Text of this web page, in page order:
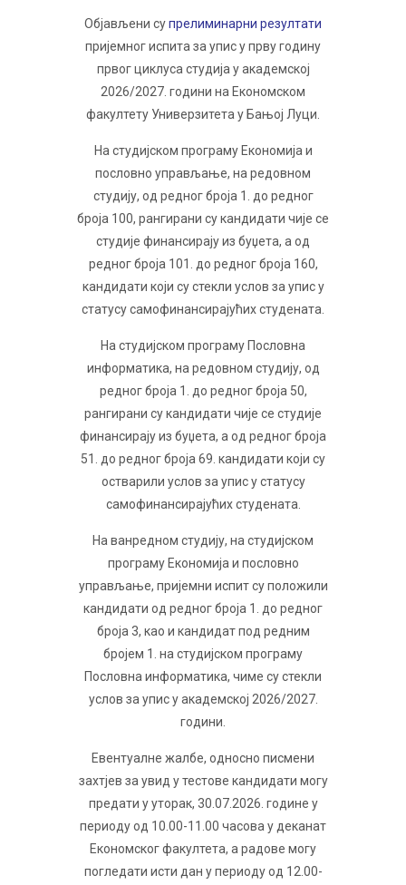
Објављени супрелиминарни резултати
пријемног испита за упис у прву годину
првог циклуса студија у академској
2026/2027. години на Економском
факултету Универзитета у Бањој Луци.
На студијском програму Економија и
пословно управљање, на редовном
студију, од редног броја 1. до редног
броја 100, рангирани су кандидати чије се
студије финансирају из буџета, а од
редног броја 101. до редног броја 160,
кандидати који су стекли услов за упис у
статусу самофинансирајућих студената.
На студијском програму Пословна
информатика, на редовном студију, од
редног броја 1. до редног броја 50,
рангирани су кандидати чије се студије
финансирају из буџета, а од редног броја
51. до редног броја 69. кандидати који су
остварили услов за упис у статусу
самофинансирајућих студената.
На ванредном студију, на студијском
програму Економија и пословно
управљање, пријемни испит су положили
кандидати од редног броја 1. до редног
броја 3, као и кандидат под редним
бројем 1. на студијском програму
Пословна информатика, чиме су стекли
услов за упис у академској 2026/2027.
години.
Евентуалне жалбе, односно писмени
захтјев за увид у тестове кандидати могу
предати у уторак, 30.07.2026. године у
периоду од 10.00-11.00 часова у деканат
Економског факултета, а радове могу
погледати исти дан у периоду од 12.00-